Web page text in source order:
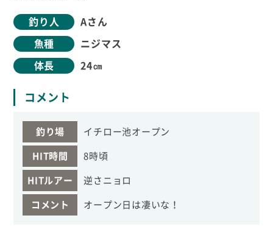
釣り人 Aさん
魚種 ニジマス
体長 24㎝
コメント
釣り場 イチロー池オープン
HIT時間 8時頃
HITルアー 逆さニョロ
コメント オープン日は凄いな！